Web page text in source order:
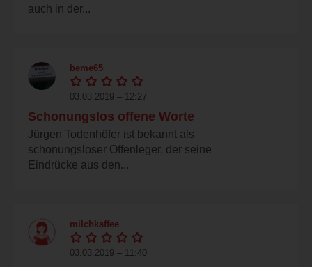
auch in der...
beme65
03.03.2019 – 12:27
Schonungslos offene Worte
Jürgen Todenhöfer ist bekannt als
schonungsloser Offenleger, der seine
Eindrücke aus den...
milchkaffee
03.03.2019 – 11:40